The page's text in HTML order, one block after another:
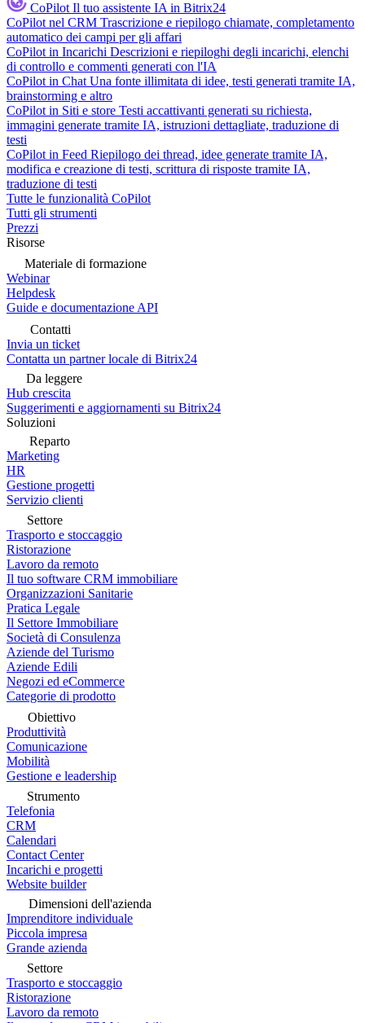
CoPilot Il tuo assistente IA in Bitrix24
CoPilot nel CRM Trascrizione e riepilogo chiamate, completamento
automatico dei campi per gli affari
CoPilot in Incarichi Descrizioni e riepiloghi degli incarichi, elenchi
di controllo e commenti generati con l'IA
CoPilot in Chat Una fonte illimitata di idee, testi generati tramite IA,
brainstorming e altro
CoPilot in Siti e store Testi accattivanti generati su richiesta,
immagini generate tramite IA, istruzioni dettagliate, traduzione di
testi
CoPilot in Feed Riepilogo dei thread, idee generate tramite IA,
modifica e creazione di testi, scrittura di risposte tramite IA,
traduzione di testi
Tutte le funzionalità CoPilot
Tutti gli strumenti
Prezzi
Risorse
Materiale di formazione
Webinar
Helpdesk
Guide e documentazione API
Contatti
Invia un ticket
Contatta un partner locale di Bitrix24
Da leggere
Hub crescita
Suggerimenti e aggiornamenti su Bitrix24
Soluzioni
Reparto
Marketing
HR
Gestione progetti
Servizio clienti
Settore
Trasporto e stoccaggio
Ristorazione
Lavoro da remoto
Il tuo software CRM immobiliare
Organizzazioni Sanitarie
Pratica Legale
Il Settore Immobiliare
Società di Consulenza
Aziende del Turismo
Aziende Edili
Negozi ed eCommerce
Categorie di prodotto
Obiettivo
Produttività
Comunicazione
Mobilità
Gestione e leadership
Strumento
Telefonia
CRM
Calendari
Contact Center
Incarichi e progetti
Website builder
Dimensioni dell'azienda
Imprenditore individuale
Piccola impresa
Grande azienda
Settore
Trasporto e stoccaggio
Ristorazione
Lavoro da remoto